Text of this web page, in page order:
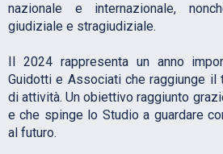
nazionale e internazionale,
giudiziale e stragiudiziale.
Il 2024 rappresenta un anno
Guidotti e Associati che raggiunge il
di attività. Un obiettivo raggiunto
e che spinge lo Studio a guardare
al futuro.